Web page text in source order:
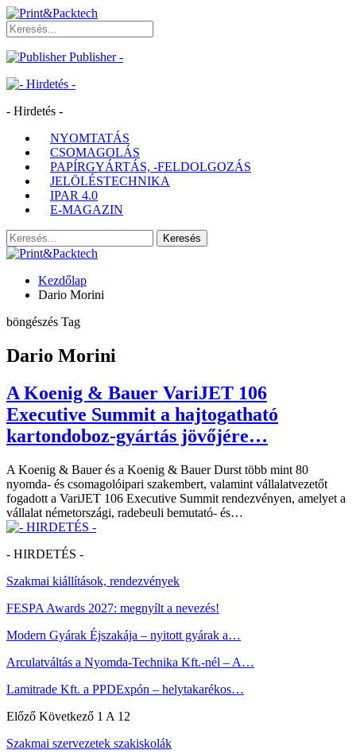
Publisher -
- Hirdetés -
NYOMTATÁS
CSOMAGOLÁS
PAPÍRGYÁRTÁS, -FELDOLGOZÁS
JELÖLÉSTECHNIKA
IPAR 4.0
E-MAGAZIN
Kezdőlap
Dario Morini
böngészés Tag
Dario Morini
A Koenig & Bauer VariJET 106
Executive Summit a hajtogatható
kartondoboz-gyártás jövőjére…
A Koenig & Bauer és a Koenig & Bauer Durst több mint 80
nyomda- és csomagolóipari szakembert, valamint vállalatvezetőt
fogadott a VariJET 106 Executive Summit rendezvényen, amelyet a
vállalat németországi, radebeuli bemutató- és…
- HIRDETÉS -
Szakmai kiállítások, rendezvények
FESPA Awards 2027: megnyílt a nevezés!
Modern Gyárak Éjszakája – nyitott gyárak a…
Arculatváltás a Nyomda-Technika Kft.-nél – A…
Lamitrade Kft. a PPDExpón – helytakarékos…
Előző Következő 1 A 12
Szakmai szervezetek szakiskolák